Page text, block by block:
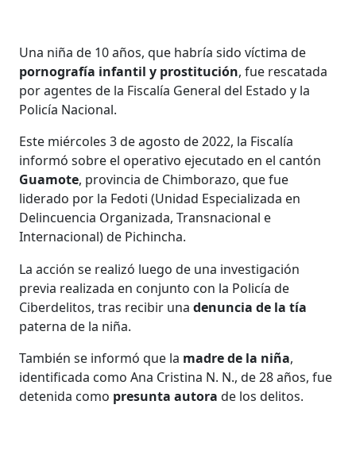
Una niña de 10 años, que habría sido víctima de
pornografía infantil y prostitución, fue rescatada
por agentes de la Fiscalía General del Estado y la
Policía Nacional.
Este miércoles 3 de agosto de 2022, la Fiscalía
informó sobre el operativo ejecutado en el cantón
Guamote, provincia de Chimborazo, que fue
liderado por la Fedoti (Unidad Especializada en
Delincuencia Organizada, Transnacional e
Internacional) de Pichincha.
La acción se realizó luego de una investigación
previa realizada en conjunto con la Policía de
Ciberdelitos, tras recibir unadenuncia de la tía
paterna de la niña.
También se informó que la madre de la niña,
identificada como Ana Cristina N. N., de 28 años, fue
detenida como presunta autora de los delitos.